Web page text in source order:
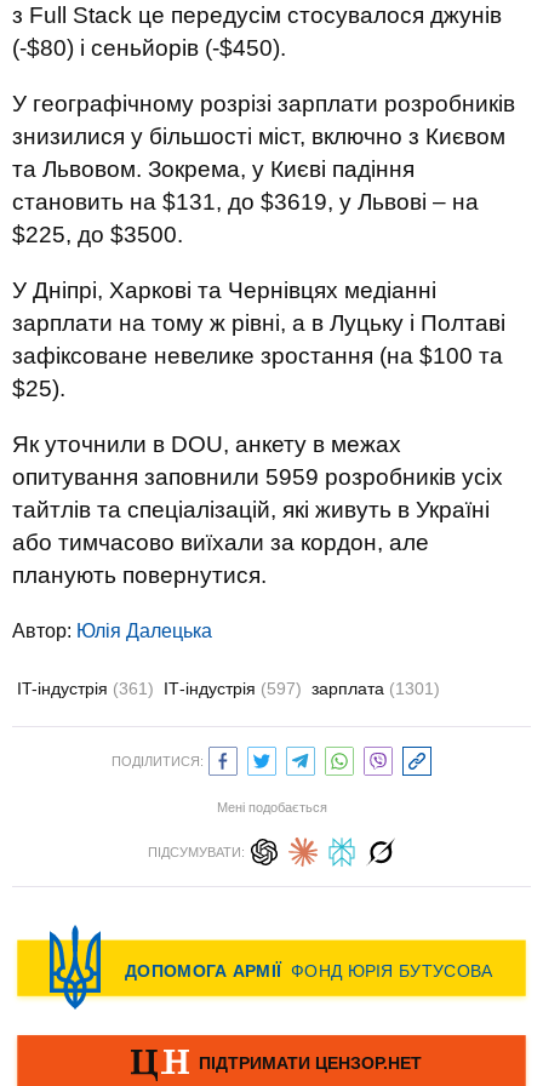
з Full Stack це передусім стосувалося джунів
(-$80) і сеньйорів (-$450).
У географічному розрізі зарплати розробників
знизилися у більшості міст, включно з Києвом
та Львовом. Зокрема, у Києві падіння
становить на $131, до $3619, у Львові – на
$225, до $3500.
У Дніпрі, Харкові та Чернівцях медіанні
зарплати на тому ж рівні, а в Луцьку і Полтаві
зафіксоване невелике зростання (на $100 та
$25).
Як уточнили в DOU, анкету в межах
опитування заповнили 5959 розробників усіх
тайтлів та спеціалізацій, які живуть в Україні
або тимчасово виїхали за кордон, але
планують повернутися.
Автор: Юлiя Далецька
IT-індустрія (361) ІТ-індустрія (597) зарплата (1301)
ПОДІЛИТИСЯ:
Мені подобається
ПІДСУМУВАТИ: